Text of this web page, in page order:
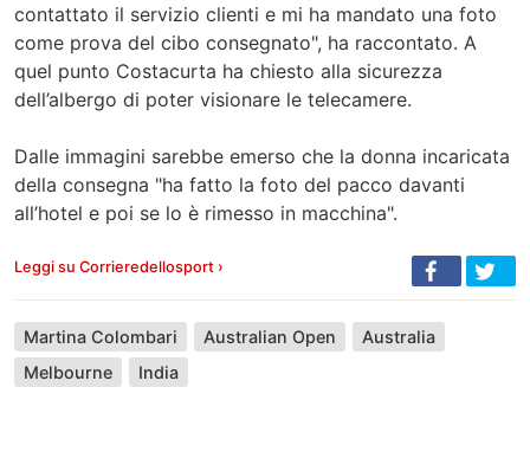
contattato il servizio clienti e mi ha mandato una foto
come prova del cibo consegnato", ha raccontato. A
quel punto Costacurta ha chiesto alla sicurezza
dell’albergo di poter visionare le telecamere.
Dalle immagini sarebbe emerso che la donna incaricata
della consegna "ha fatto la foto del pacco davanti
all’hotel e poi se lo è rimesso in macchina".
Leggi su Corrieredellosport ›
Martina Colombari Australian Open
Australia
Melbourne
India